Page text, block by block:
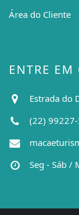
Área do Cliente
ENTRE EM
Estrada do
(22)
Seg - Sáb /